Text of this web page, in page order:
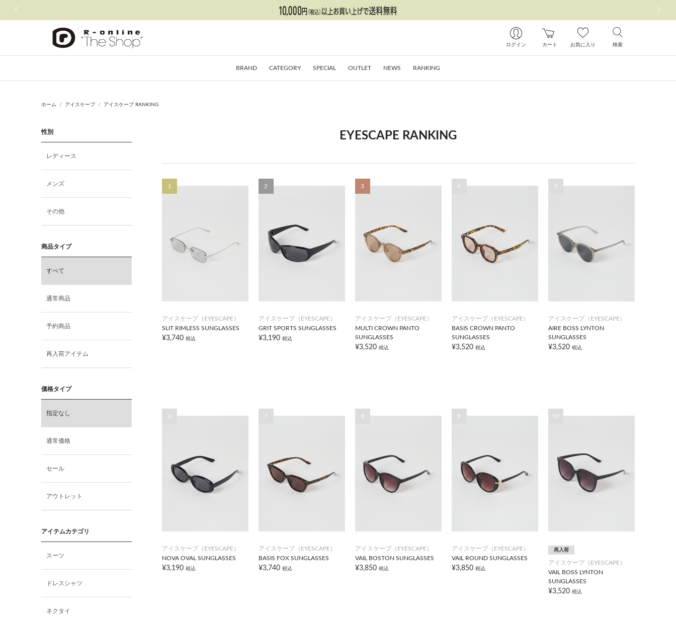
ログイン カート お気に入り 検索
BRAND CATEGORY SPECIAL OUTLET NEWS RANKING
ホーム アイスケープ アイスケープ RANKING
性別
レディース
メンズ
その他
商品タイプ
すべて
通常商品
予約商品
再入荷アイテム
価格タイプ
指定なし
通常価格
セール
アウトレット
アイテムカテゴリ
スーツ
ドレスシャツ
ネクタイ
EYESCAPE RANKING
1
アイスケープ（EYESCAPE）
SLIT RIMLESS SUNGLASSES
¥3,740 税込
2
アイスケープ（EYESCAPE）
GRIT SPORTS SUNGLASSES
¥3,190 税込
3
アイスケープ（EYESCAPE）
MULTI CROWN PANTO
SUNGLASSES
¥3,520 税込
4
アイスケープ（EYESCAPE）
BASIS CROWN PANTO
SUNGLASSES
¥3,520 税込
5
アイスケープ（EYESCAPE）
AIRE BOSS LYNTON
SUNGLASSES
¥3,520 税込
6
アイスケープ（EYESCAPE）
NOVA OVAL SUNGLASSES
¥3,190 税込
7
アイスケープ（EYESCAPE）
BASIS FOX SUNGLASSES
¥3,740 税込
8
アイスケープ（EYESCAPE）
VAIL BOSTON SUNGLASSES
¥3,850 税込
9
アイスケープ（EYESCAPE）
VAIL ROUND SUNGLASSES
¥3,850 税込
10
再入荷
アイスケープ（EYESCAPE）
VAIL BOSS LYNTON
SUNGLASSES
¥3,520 税込